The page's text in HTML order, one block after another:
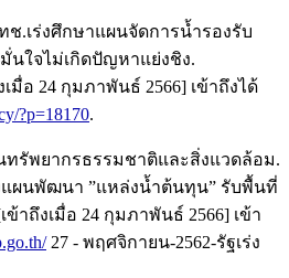
.เร่งศึกษาแผนจัดการน้ำรองรับ
นใจไม่เกิดปัญหาแย่งชิง.
เมื่อ 24 กุมภาพันธ์ 2566] เข้าถึงได้
?p=18170.
รัพยากรธรรมชาติและสิ่งแวดล้อม.
แผนพัฒนา ”แหล่งน้ำต้นทุน” รับพื้นที่
ข้าถึงเมื่อ 24 กุมภาพันธ์ 2566] เข้า
27 - พฤศจิกายน-2562-รัฐเร่ง